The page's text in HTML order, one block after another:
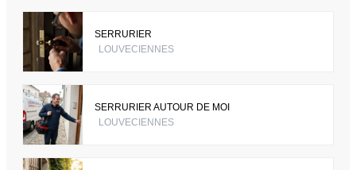
SERRURIER
LOUVECIENNES
SERRURIER AUTOUR DE MOI
LOUVECIENNES